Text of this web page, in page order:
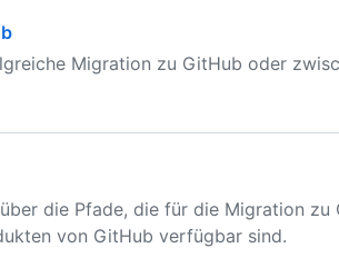
Migration zu GitHub oder
die Pfade, die für die Migration zu
von GitHub verfügbar sind.